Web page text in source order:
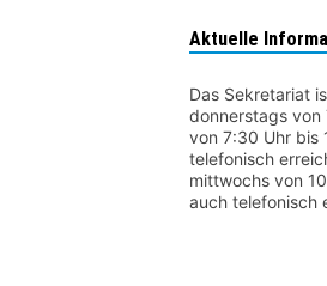
Aktuelle
Das Sekretariat
donnerstags
von 7:30 Uhr bis
telefonisch
mittwochs von
auch telefonisch